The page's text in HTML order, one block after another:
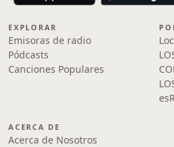
EXPLORAR
Emisoras de radio
Pódcasts
Canciones Populares
ACERCA DE
Acerca de Nosotros